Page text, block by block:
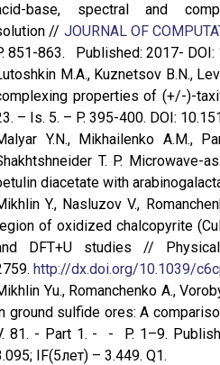
base, spectral and
// JOURNAL OF
851-863. Published: 2017-
M.A., Kuznetsov B.N.,
properties of (+/-)-
– Is. 5. – P. 395-400. DOI:
Y.N., Mikhailenko A.M.,
T. P.
diacetate with
Y., Nasluzov V.,
of oxidized chalcopyrite
DFT+U studies //
http://dx.doi.org/10.1039/
Yu., Romanchenko A.,
ground sulfide ores: A
81. - Part 1. - - P. 1–9.
IF(5лет) – 3.449. Q1.